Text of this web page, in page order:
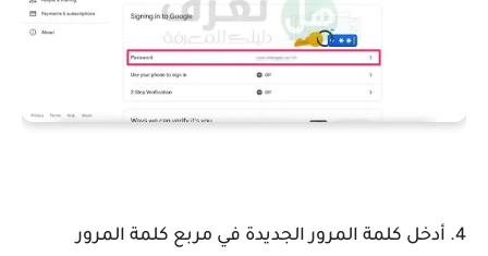
4. أدخل كلمة المرور الجديدة في مربع كلمة المرور